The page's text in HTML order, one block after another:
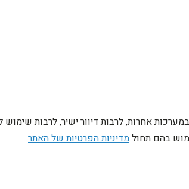
אחרות, לרבות דיוור ישיר, לרבות
בהם תחולמדיניות הפרטיות של האתר.